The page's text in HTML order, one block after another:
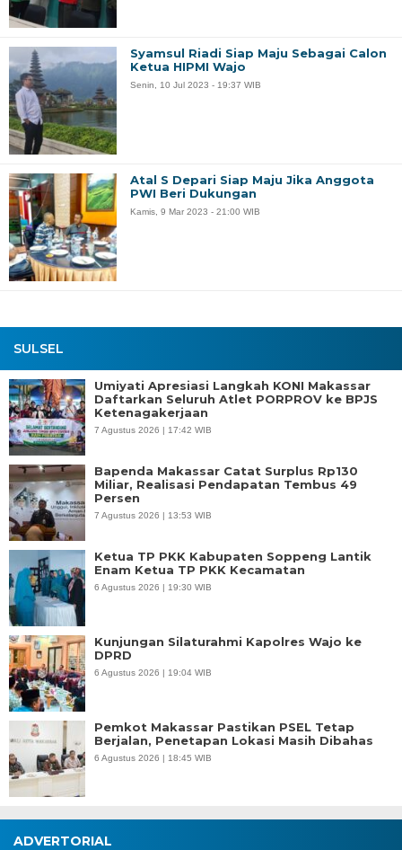
SULSEL
Umiyati Apresiasi Langkah KONI Makassar
Daftarkan Seluruh Atlet PORPROV ke BPJS
Ketenagakerjaan
7 Agustus 2026 | 17:42 WIB
Bapenda Makassar Catat Surplus Rp130
Miliar, Realisasi Pendapatan Tembus 49
Persen
7 Agustus 2026 | 13:53 WIB
Ketua TP PKK Kabupaten Soppeng Lantik
Enam Ketua TP PKK Kecamatan
6 Agustus 2026 | 19:30 WIB
Kunjungan Silaturahmi Kapolres Wajo ke
DPRD
6 Agustus 2026 | 19:04 WIB
Pemkot Makassar Pastikan PSEL Tetap
Berjalan, Penetapan Lokasi Masih Dibahas
6 Agustus 2026 | 18:45 WIB
Syamsul Riadi Siap Maju Sebagai Calon
Ketua HIPMI Wajo
Senin, 10 Jul 2023 - 19:37 WIB
Atal S Depari Siap Maju Jika Anggota
PWI Beri Dukungan
Kamis, 9 Mar 2023 - 21:00 WIB
ADVERTORIAL